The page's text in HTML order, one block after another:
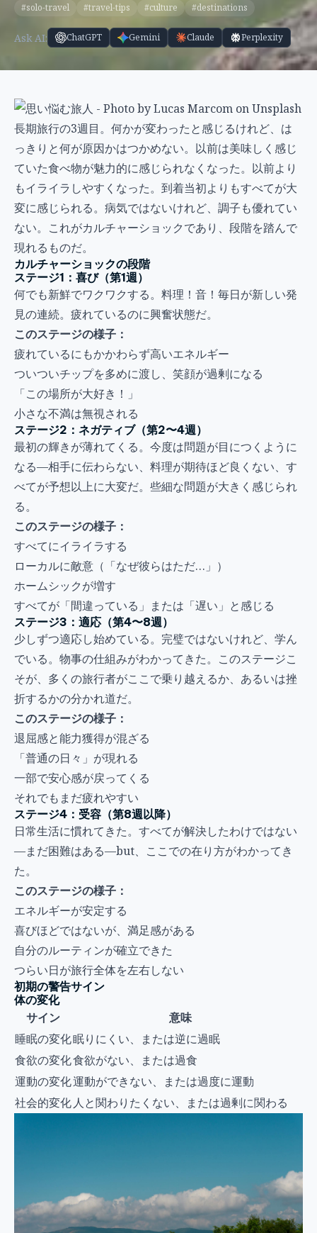
#solo-travel #travel-tips #culture #destinations
Ask AI: ChatGPT Gemini Claude Perplexity
長期旅行の3週目。何かが変わったと感じるけれど、は
っきりと何が原因かはつかめない。以前は美味しく感じ
ていた食べ物が魅力的に感じられなくなった。以前より
もイライラしやすくなった。到着当初よりもすべてが大
変に感じられる。病気ではないけれど、調子も優れてい
ない。これがカルチャーショックであり、段階を踏んで
現れるものだ。
カルチャーショックの段階
ステージ1：喜び（第1週）
何でも新鮮でワクワクする。料理！音！毎日が新しい発
見の連続。疲れているのに興奮状態だ。
このステージの様子：
疲れているにもかかわらず高いエネルギー
ついついチップを多めに渡し、笑顔が過剰になる
「この場所が大好き！」
小さな不満は無視される
ステージ2：ネガティブ（第2〜4週）
最初の輝きが薄れてくる。今度は問題が目につくように
なる—相手に伝わらない、料理が期待ほど良くない、す
べてが予想以上に大変だ。些細な問題が大きく感じられ
る。
このステージの様子：
すべてにイライラする
ローカルに敵意（「なぜ彼らはただ…」）
ホームシックが増す
すべてが「間違っている」または「遅い」と感じる
ステージ3：適応（第4〜8週）
少しずつ適応し始めている。完璧ではないけれど、学ん
でいる。物事の仕組みがわかってきた。このステージこ
そが、多くの旅行者がここで乗り越えるか、あるいは挫
折するかの分かれ道だ。
このステージの様子：
退屈感と能力獲得が混ざる
「普通の日々」が現れる
一部で安心感が戻ってくる
それでもまだ疲れやすい
ステージ4：受容（第8週以降）
日常生活に慣れてきた。すべてが解決したわけではない
—まだ困難はある—but、ここでの在り方がわかってき
た。
このステージの様子：
エネルギーが安定する
喜びほどではないが、満足感がある
自分のルーティンが確立できた
つらい日が旅行全体を左右しない
初期の警告サイン
体の変化
サイン
意味
睡眠の変化眠りにくい、または逆に過眠
食欲の変化食欲がない、または過食
運動の変化運動ができない、または過度に運動
社会的変化人と関わりたくない、または過剰に関わる